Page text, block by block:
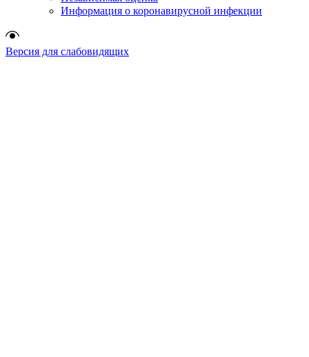
Информация о коронавирусной инфекции
Версия для слабовидящих